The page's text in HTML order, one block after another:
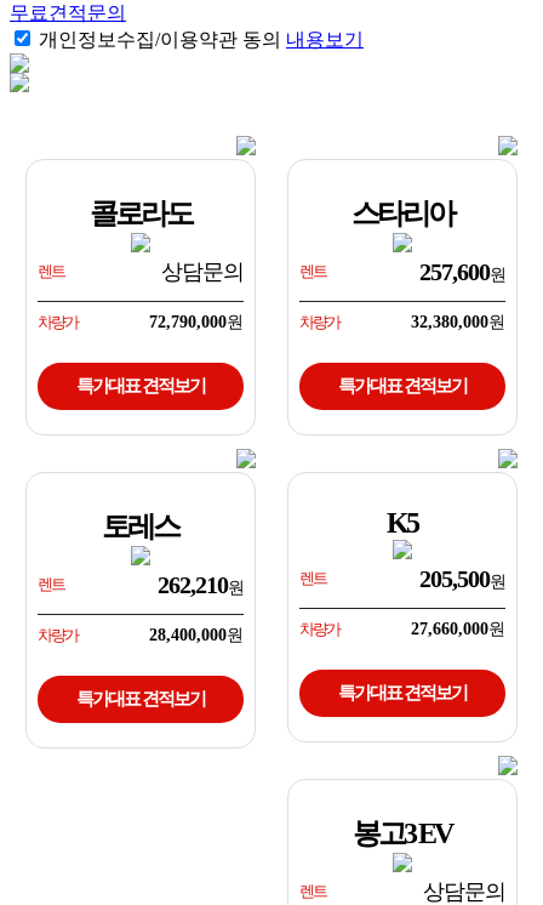
무료견적문의
개인정보수집/이용약관 동의 내용보기
콜로라도
렌트 상담문의
차량가 72,790,000
특가대표 견적보기
스타리아
렌트 257,600
차량가 32,380,000
특가대표 견적보기
토레스
렌트 262,210
차량가 28,400,000
특가대표 견적보기
K5
렌트 205,500
차량가 27,660,000
특가대표 견적보기
봉고3 EV
렌트 상담문의